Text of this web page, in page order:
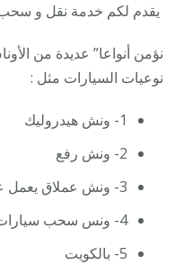
يقدم لكم خدمة نقل و سحب
نؤمن أنواعا” عديدة من
نوعيات السيارات مثل :
1- ونش هيدروليك
2- ونش رفع
3- ونش عملاق يعمل على سحب السيارات لمسافة قصيرة .
4- ونس سحب سيارات الكويت
5- بالكويت